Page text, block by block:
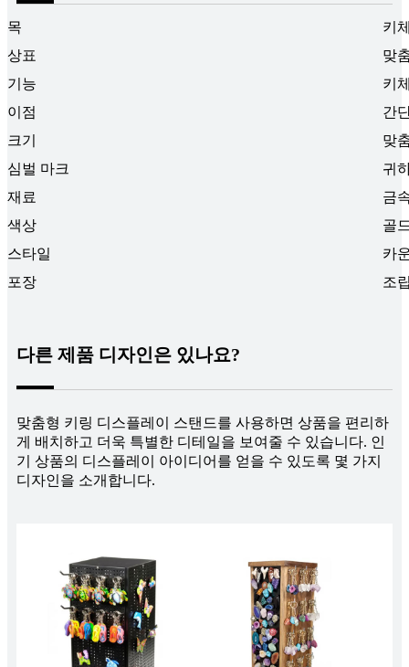
목
키
상표
맞
기능
키
이점
간
크기
맞
심벌 마크
귀
재료
금
색상
골
스타일
카
포장
조
다른 제품 디자인은 있나요?
맞춤형 키링 디스플레이 스탠드를 사용하면 상품을 편리하
게 배치하고 더욱 특별한 디테일을 보여줄 수 있습니다. 인
기 상품의 디스플레이 아이디어를 얻을 수 있도록 몇 가지
디자인을 소개합니다.